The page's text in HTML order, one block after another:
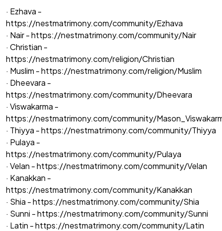
· Ezhava -
https://nestmatrimony.com/community/Ezhava
· Nair -https://nestmatrimony.com/community/Nair
· Christian -
https://nestmatrimony.com/religion/Christian
· Muslim -https://nestmatrimony.com/religion/Muslim
· Dheevara -
https://nestmatrimony.com/community/Dheevara
· Viswakarma -
https://nestmatrimony.com/community/
· Thiyya -https://nestmatrimony.com/community/Thiyya
· Pulaya -
https://nestmatrimony.com/community/Pulaya
· Velan -https://nestmatrimony.com/community/Velan
· Kanakkan -
https://nestmatrimony.com/community/Kanakkan
· Shia -https://nestmatrimony.com/community/Shia
· Sunni -https://nestmatrimony.com/community/Sunni
· Latin -https://nestmatrimony.com/community/Latin